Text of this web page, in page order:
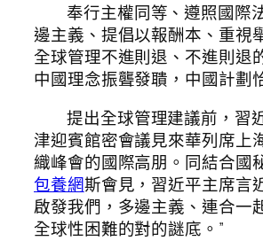
奉行主權同等、遵照國際
邊主義、提倡以報酬本、重視
全球管理不進則退、不進則退
中國理念振聾發聵，中國計劃
提出全球管理建議前，習
津迎賓館密會議見來華列席上
織峰會的國際高朋。同結合國
包養網斯會見，習近平主席言
啟發我們，多邊主義、連合一
全球性困難的對的謎底。”